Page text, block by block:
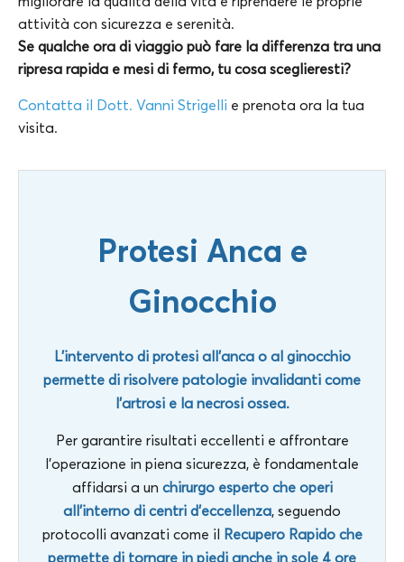
attività con sicurezza e serenità.
Se qualche ora di viaggio può fare la differenza tra una
ripresa rapida e mesi di fermo, tu cosa sceglieresti?
Contatta il Dott. Vanni Strigelli e prenota ora la tua
visita.
Protesi Anca e
Ginocchio
L’intervento di protesi all’anca o al ginocchio
permette di risolvere patologie invalidanti come
l’artrosi e la necrosi ossea.
Per garantire risultati eccellenti e affrontare
l’operazione in piena sicurezza, è fondamentale
affidarsi a un chirurgo esperto che operi
all’interno di centri d’eccellenza, seguendo
protocolli avanzati come il Recupero Rapido che
permette di tornare in piedi anche in sole 4 ore